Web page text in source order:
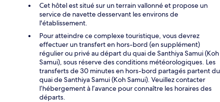
Cet hôtel est situé sur un terrain vallonné et propose un
service de navette desservant les environs de
l'établissement.
Pour atteindre ce complexe touristique, vous devrez
effectuer un transfert en hors-bord (en supplément)
régulier ou privé au départ du quai de Santhiya Samui (Koh
Samui), sous réserve des conditions météorologiques. Les
transferts de 30 minutes en hors-bord partagés partent du
quai de Santhiya Samui (Koh Samui). Veuillez contacter
l’hébergement à l’avance pour connaître les horaires des
départs.